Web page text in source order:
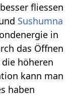
fliessen
Sushumna
in
das Öffnen
höheren
kann man
haben